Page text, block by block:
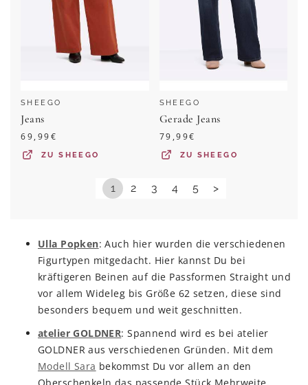
SHEEGO
Jeans
69,99€
ZUSHEEGO
SHEEGO
Gerade Jeans
79,99€
ZU SHEEGO
1 2 3 4 5 >
Ulla Popken: Auch hier wurden die verschiedenen
Figurtypen mitgedacht. Hier kannst Du bei
kräftigeren Beinen auf die Passformen Straight und
vor allem Wideleg bis Größe 62 setzen, diese sind
besonders bequem und weit geschnitten.
atelier GOLDNER: Spannend wird es bei atelier
GOLDNER aus verschiedenen Gründen. Mit dem
Modell Sara bekommst Du vor allem an den